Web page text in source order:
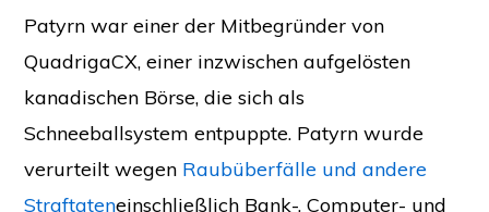
Patyrn war einer der Mitbegründer von
QuadrigaCX, einer inzwischen aufgelösten
kanadischen Börse, die sich als
Schneeballsystem entpuppte. Patyrn wurde
verurteilt wegen Raubüberfälle und andere
Straftateneinschließlich Bank-, Computer- und